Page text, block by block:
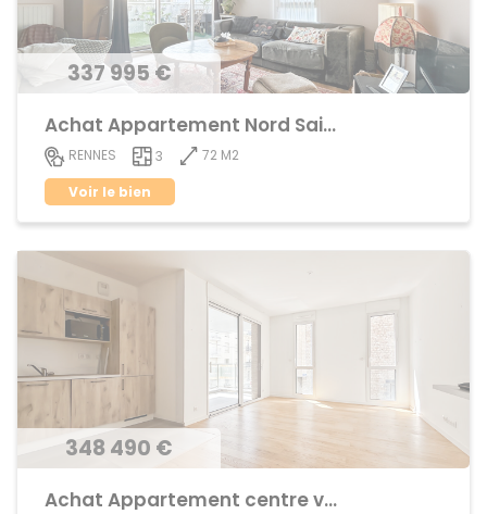
337 995 €
Achat Appartement Nord Saint-Martin
RENNES 3
72 M2
Voir le bien
348 490 €
Achat Appartement centre ville